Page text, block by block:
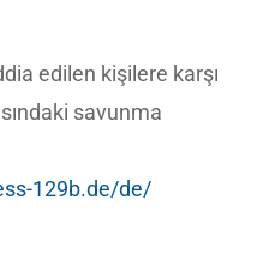
edilen kişilere karşı
savunma
129b.de/de/